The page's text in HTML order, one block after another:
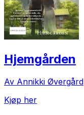
Hjemgården
Av Annikki Øvergård
Kjøp her